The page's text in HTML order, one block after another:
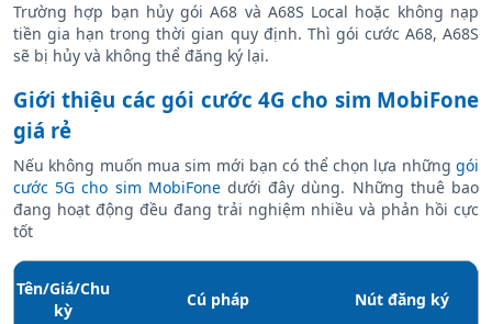
Trường hợp bạn hủy gói A68 và A68S Local hoặc không nạp
tiền gia hạn trong thời gian quy định. Thì gói cước A68, A68S
sẽ bị hủy và không thể đăng ký lại.
Giới thiệu các gói cước 4G cho sim MobiFone
giá rẻ
Nếu không muốn mua sim mới bạn có thể chọn lựa những gói
cước 5G cho sim MobiFonedưới đây dùng. Những thuê bao
đang hoạt động đều đang trải nghiệm nhiều và phản hồi cực
tốt
Tên/Giá/Chu
kỳ
Cú pháp Nút đăng ký